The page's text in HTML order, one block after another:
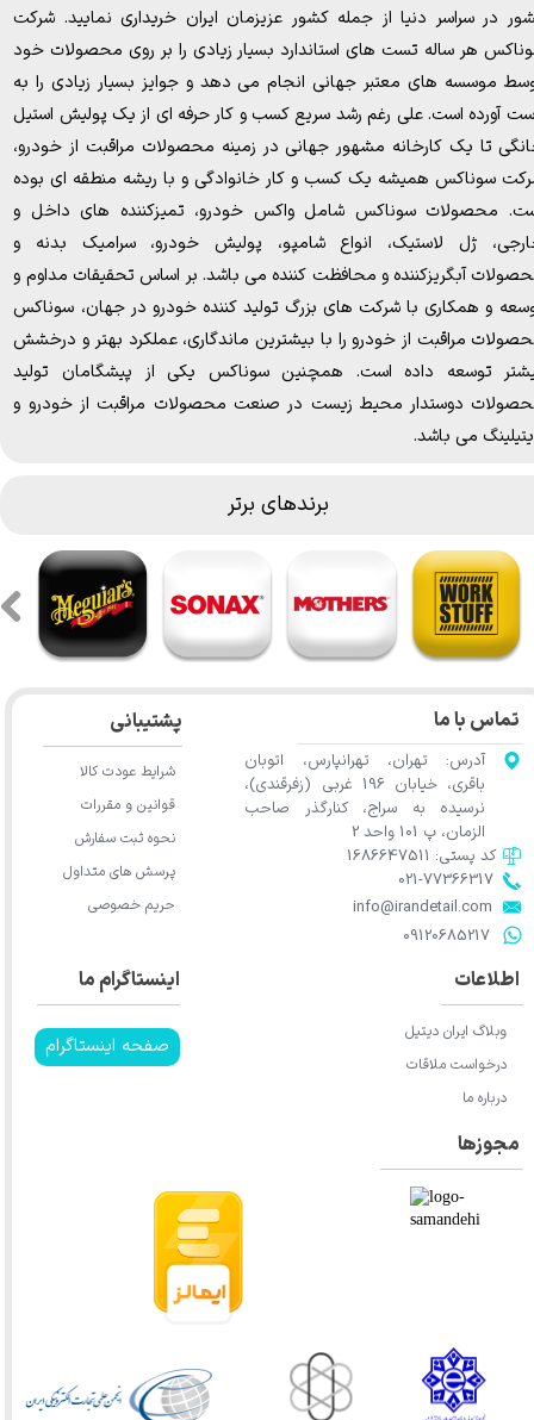
در سراسر دنیا از جمله کشور عزیزمان ایران خریداری نمایید. شرکت
هر ساله تست های استاندارد بسیار زیادی را بر روی محصولات خود
موسسه های معتبر جهانی انجام می دهد و جوایز بسیار زیادی را به
آورده است. علی رغم رشد سریع کسب و کار حرفه ای از یک پولیش استیل
تا یک کارخانه مشهور جهانی در زمینه محصولات مراقبت از خودرو،
سوناکس همیشه یک کسب و کار خانوادگی و با ریشه منطقه ای بوده
محصولات سوناکس شامل واکس خودرو، تمیزکننده های داخل و
ژل لاستیک، انواع شامپو، پولیش خودرو، سرامیک بدنه و
آبگریزکننده و محافظت کننده می باشد. بر اساس تحقیقات مداوم و
و همکاری با شرکت های بزرگ تولید کننده خودرو در جهان، سوناکس
مراقبت از خودرو را با بیشترین ماندگاری، عملکرد بهتر و درخشش
توسعه داده است. همچنین سوناکس یکی از پیشگامان تولید
دوستدار محیط زیست در صنعت محصولات مراقبت از خودرو و
می باشد.
برندهای برتر
تماس با ما
آدرس: تهران، تهرانپارس، اتوبان
باقری، خیابان 196 غربی (زفرقندی)،
نرسیده به سراج، کنارگذر صاحب
الزمان، پ 101 واحد 2
​​​​​​​info@irandetail.com
021-77366317​​​​​​​​​​​​​​​​​​​​​
​​​​​​​09120685217​​​​​​​
کد پستی: 1686647511
اینستاگرام ما
صفحه اینستاگرام
اطلاعات
وبلاگ ایران دیتیل
درخواست ملاقات
درباره ما
پشتیبانی
شرایط عودت کالا
قوانین و مقررات
نحوه ثبت سفارش
پرسش های متداول
حریم خصوصی
مجوزها